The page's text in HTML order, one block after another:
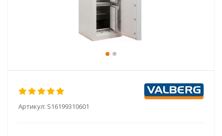
Артикул: S16199310601